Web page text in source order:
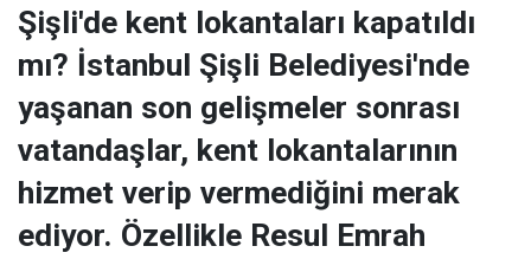
Şişli'de kent lokantaları kapatıldı
mı? İstanbul Şişli Belediyesi'nde
yaşanan son gelişmeler sonrası
vatandaşlar, kent lokantalarının
hizmet verip vermediğini merak
ediyor. Özellikle Resul Emrah